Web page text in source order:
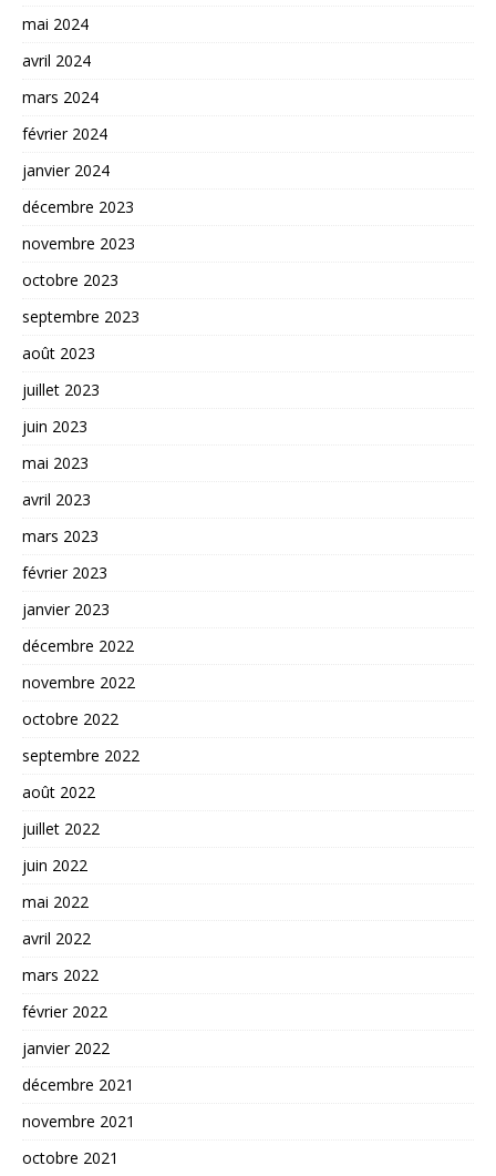
mai 2024
avril 2024
mars 2024
février 2024
janvier 2024
décembre 2023
novembre 2023
octobre 2023
septembre 2023
août 2023
juillet 2023
juin 2023
mai 2023
avril 2023
mars 2023
février 2023
janvier 2023
décembre 2022
novembre 2022
octobre 2022
septembre 2022
août 2022
juillet 2022
juin 2022
mai 2022
avril 2022
mars 2022
février 2022
janvier 2022
décembre 2021
novembre 2021
octobre 2021